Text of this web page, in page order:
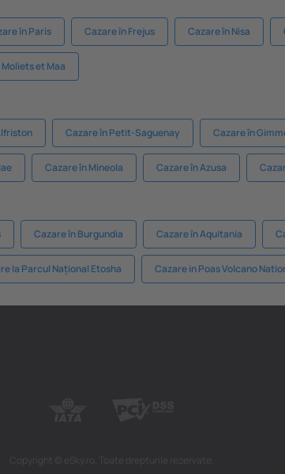
în Paris Cazare în Frejus Cazare în Nisa
et Maa
Cazare în Petit-Saguenay Cazare în
Cazare în Mineola Cazare în Azusa
Cazare în Burgundia Cazare în Aquitania
la Parcul Național Etosha Cazare in Poas Volcano
Copyright © eSky.ro. Toate drepturile rezervate.